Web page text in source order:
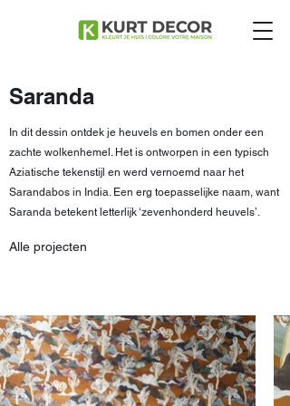
Saranda
In dit dessin ontdek je heuvels en bomen onder een
zachte wolkenhemel. Het is ontworpen in een typisch
Aziatische tekenstijl en werd vernoemd naar het
Sarandabos in India. Een erg toepasselijke naam, want
Saranda betekent letterlijk ‘zevenhonderd heuvels’.
Alle projecten